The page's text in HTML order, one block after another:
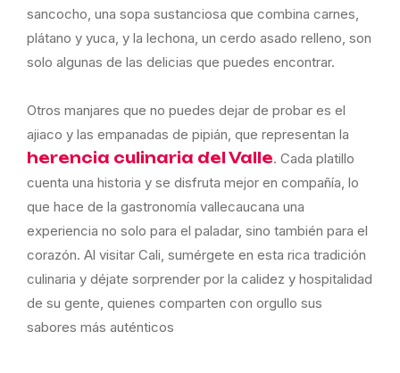
sancocho, una sopa sustanciosa que combina carnes,
plátano y yuca, y la lechona, un cerdo asado relleno, son
solo algunas de las delicias que puedes encontrar.
Otros manjares que no puedes dejar de probar es el
ajiaco y las empanadas de pipián, que representan la
herencia culinaria del Valle. Cada platillo
cuenta una historia y se disfruta mejor en compañía, lo
que hace de la gastronomía vallecaucana una
experiencia no solo para el paladar, sino también para el
corazón. Al visitar Cali, sumérgete en esta rica tradición
culinaria y déjate sorprender por la calidez y hospitalidad
de su gente, quienes comparten con orgullo sus
sabores más auténticos